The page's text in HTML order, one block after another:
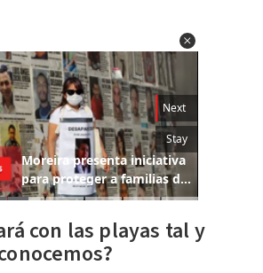
con las playas tal y